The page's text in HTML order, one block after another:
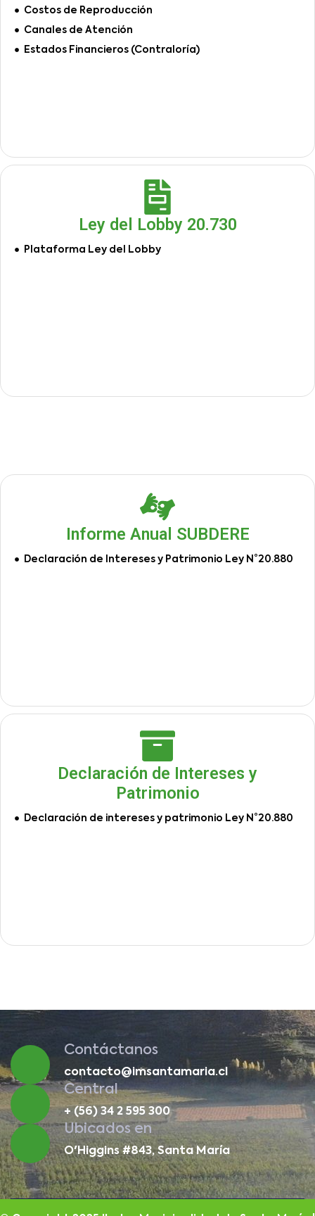
Costos de Reproducción
Canales de Atención
Estados Financieros (Contraloría)
Ley del Lobby 20.730
Plataforma Ley del Lobby
Informe Anual SUBDERE
Declaración de Intereses y Patrimonio Ley N°20.880
Declaración de Intereses y
Patrimonio
Declaración de intereses y patrimonio Ley N°20.880
Contáctanos
contacto@imsantamaria.cl
Central
+ (56) 34 2 595 300
Ubicados en
O'Higgins #843, Santa María